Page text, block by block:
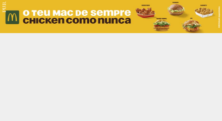
PUB.